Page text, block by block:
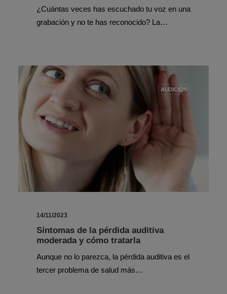
¿Cuántas veces has escuchado tu voz en una
grabación y no te has reconocido? La…
AUDICIÓN
14/11/2023
Síntomas de la pérdida auditiva
moderada y cómo tratarla
Aunque no lo parezca, la pérdida auditiva es el
tercer problema de salud más…